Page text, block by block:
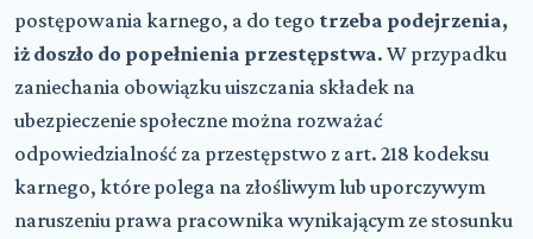
postępowania karnego, a do tego trzeba podejrzenia,
iż doszło do popełnienia przestępstwa. W przypadku
zaniechania obowiązku uiszczania składek na
ubezpieczenie społeczne można rozważać
odpowiedzialność za przestępstwo z art. 218 kodeksu
karnego, które polega na złośliwym lub uporczywym
naruszeniu prawa pracownika wynikającym ze stosunku